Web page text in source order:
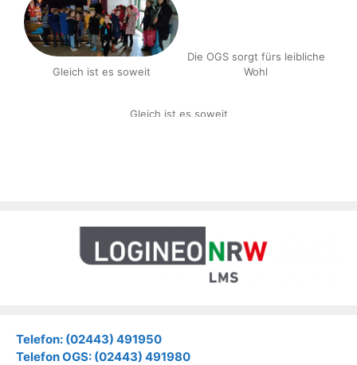
Gleich ist es soweit
Die OGS sorgt fürs leibliche
Wohl
Gleich ist es soweit
Telefon: (02443) 491950
Telefon OGS: (02443) 491980